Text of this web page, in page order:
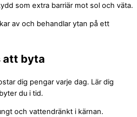
som extra barriär mot sol och väta.
att byta
dig pengar varje dag. Lär dig
du i tid.
och vattendränkt i kärnan.